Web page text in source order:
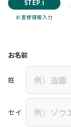
STEP.1
お客様情報入力
お名前
姓
セイ